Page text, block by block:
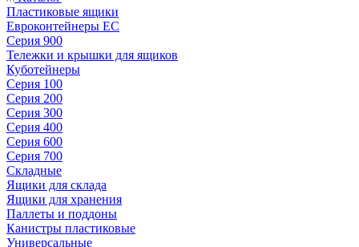
Пластиковые ящики
Евроконтейнеры ЕС
Серия 900
Тележки и крышки для ящиков
Куботейнеры
Серия 100
Серия 200
Серия 300
Серия 400
Серия 600
Серия 700
Складные
Ящики для склада
Ящики для хранения
Паллеты и поддоны
Канистры пластиковые
Универсальные